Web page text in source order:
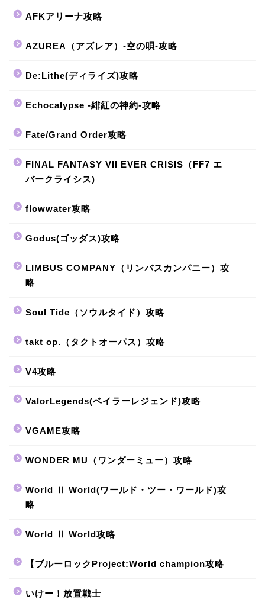
AFKアリーナ攻略
AZUREA（アズレア）-空の唄-攻略
De:Lithe(ディライズ)攻略
Echocalypse -緋紅の神約-攻略
Fate/Grand Order攻略
FINAL FANTASY VII EVER CRISIS（FF7 エ
バークライシス)
flowwater攻略
Godus(ゴッダス)攻略
LIMBUS COMPANY（リンバスカンパニー）攻
略
Soul Tide（ソウルタイド）攻略
takt op.（タクトオーパス）攻略
V4攻略
ValorLegends(ベイラーレジェンド)攻略
VGAME攻略
WONDER MU（ワンダーミュー）攻略
World Ⅱ World(ワールド・ツー・ワールド)攻
略
World Ⅱ World攻略
【ブルーロックProject:World champion攻略
いけー！放置戦士